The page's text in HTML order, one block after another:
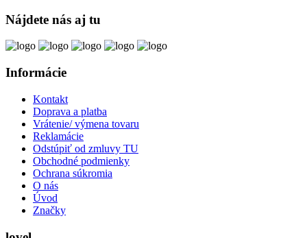
Nájdete nás aj tu
Informácie
Kontakt
Doprava a platba
Vrátenie/ výmena tovaru
Reklamácie
Odstúpiť od zmluvy TU
Obchodné podmienky
Ochrana súkromia
O nás
Úvod
Značky